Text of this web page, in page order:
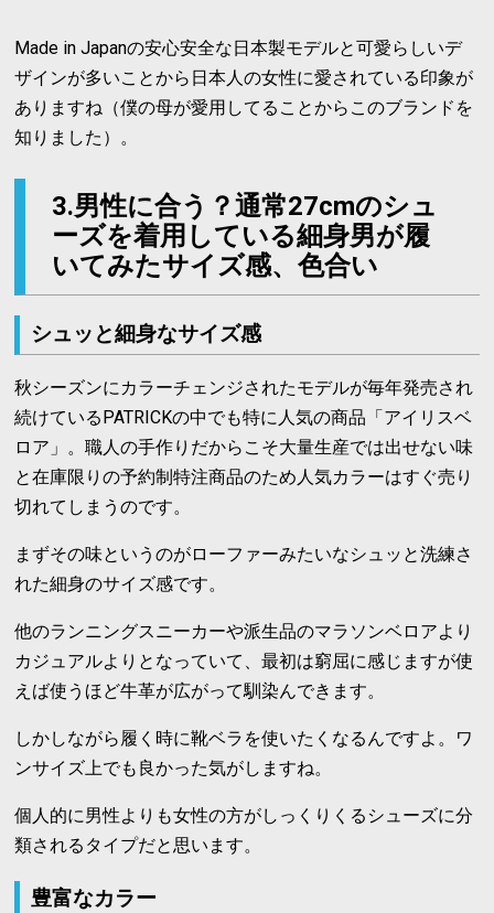
Made in Japanの安心安全な日本製モデルと可愛らしいデ
ザインが多いことから日本人の女性に愛されている印象が
ありますね（僕の母が愛用してることからこのブランドを
知りました）。
3.男性に合う？通常27cmのシュ
ーズを着用している細身男が履
いてみたサイズ感、色合い
シュッと細身なサイズ感
秋シーズンにカラーチェンジされたモデルが毎年発売され
続けているPATRICKの中でも特に人気の商品「アイリスベ
ロア」。職人の手作りだからこそ大量生産では出せない味
と在庫限りの予約制特注商品のため人気カラーはすぐ売り
切れてしまうのです。
まずその味というのがローファーみたいなシュッと洗練さ
れた細身のサイズ感です。
他のランニングスニーカーや派生品のマラソンベロアより
カジュアルよりとなっていて、最初は窮屈に感じますが使
えば使うほど牛革が広がって馴染んできます。
しかしながら履く時に靴ベラを使いたくなるんですよ。ワ
ンサイズ上でも良かった気がしますね。
個人的に男性よりも女性の方がしっくりくるシューズに分
類されるタイプだと思います。
豊富なカラー